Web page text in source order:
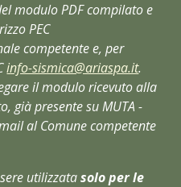
modulo PDF compilato e
PEC
competente e, per
info-sismica@ariaspa.it.
il modulo ricevuto alla
già presente su MUTA -
al Comune competente
utilizzata solo per le